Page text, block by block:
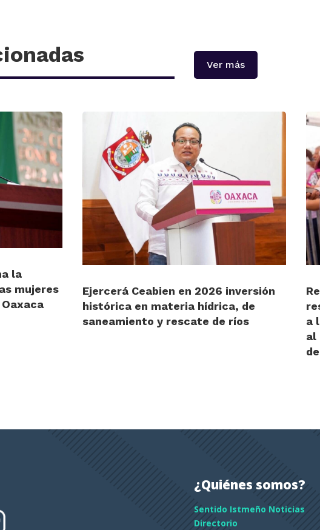
Ver más
la
mujeres
Ejercerá Ceabien en 2026 inversión
histórica en materia hídrica, de
saneamiento y rescate de ríos
a
al
¿Quiénes somos?
Sentido Istmeño Noticias
Directorio